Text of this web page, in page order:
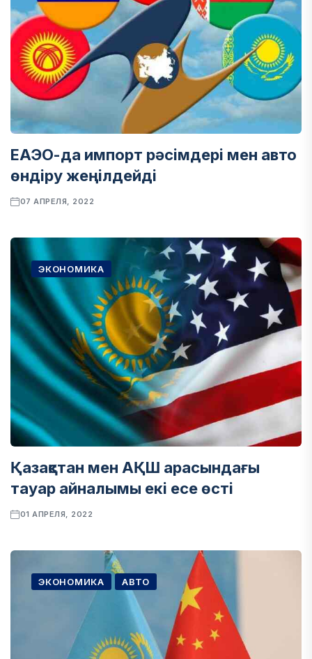
ЕАЭО-да импорт рәсімдері мен авто
өндіру жеңілдейді
07 АПРЕЛЯ, 2022
ЭКОНОМИКА
Қазақстан мен АҚШ арасындағы
тауар айналымы екі есе өсті
01 АПРЕЛЯ, 2022
ЭКОНОМИКА АВТО